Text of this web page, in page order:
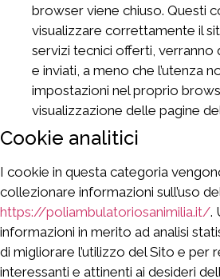
browser viene chiuso. Questi
visualizzare correttamente il
servizi tecnici offerti, verranno
e inviati, a meno che l’utenza
impostazioni nel proprio
visualizzazione delle pagine
Cookie analitici
I cookie in questa categoria
collezionare informazioni sull’uso
https://poliambulatoriosanimilia.it/.
informazioni in merito ad analisi
di migliorare l’utilizzo del Sito e per
interessanti e attinenti ai desideri